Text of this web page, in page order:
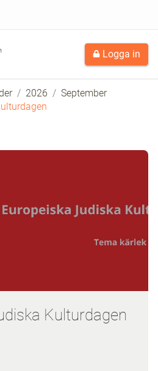
Logga in
2026
September
Kulturdagen